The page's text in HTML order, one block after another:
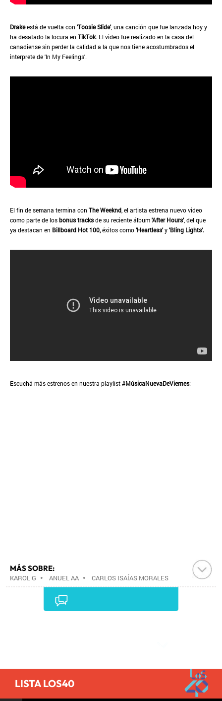
Drakeestá de vuelta con 'Toosie Slide', una canción que fue lanzada hoy y
ha desatado la locura en TikTok. El video fue realizado en la casa del
canadiense sin perder la calidad a la que nos tiene acostumbrados el
interprete de 'In My Feelings'.
El fin de semana termina con The Weeknd , el artista estrena nuevo video
como parte de losbonus tracksde su reciente álbum'After Hours', del que
ya destacan en Billboard Hot 100,éxitos como'Heartless'y'Bling Lights'.
Escuchá más estrenos en nuestra playlist #MúsicaNuevaDeViernes:
MÁS SOBRE:
KAROL G • ANUEL AA • CARLOS ISAÍAS MORALES
WILLIAMS "SECH"•
LISTA LOS40